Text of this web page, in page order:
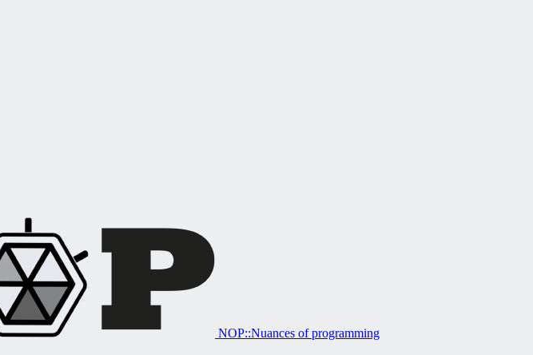
NOP::Nuances of programming